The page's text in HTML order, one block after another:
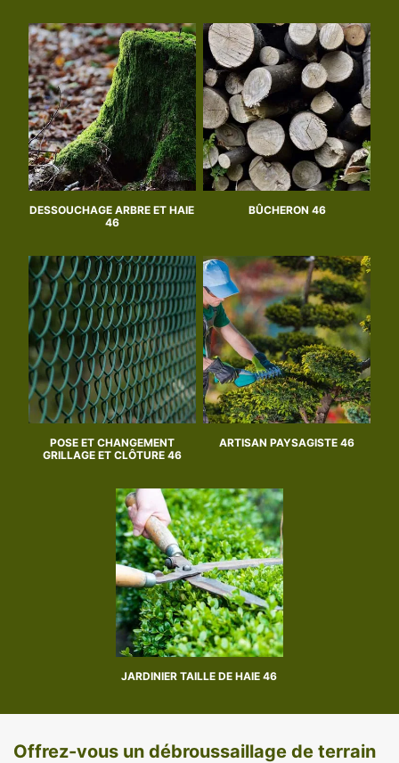
DESSOUCHAGE ARBRE ET HAIE
46
BÛCHERON 46
POSE ET CHANGEMENT
GRILLAGE ET CLÔTURE 46
ARTISAN PAYSAGISTE 46
JARDINIER TAILLE DE HAIE 46
Offrez-vous un débroussaillage de terrain